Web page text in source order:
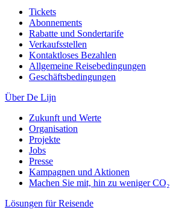
Tickets
Abonnements
Rabatte und Sondertarife
Verkaufsstellen
Kontaktloses Bezahlen
Allgemeine Reisebedingungen
Geschäftsbedingungen
Über De Lijn
Zukunft und Werte
Organisation
Projekte
Jobs
Presse
Kampagnen und Aktionen
Machen Sie mit, hin zu weniger CO₂
Lösungen für Reisende